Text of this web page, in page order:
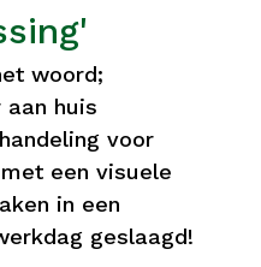
woord;
huis
voor
een visuele
in een
geslaagd!